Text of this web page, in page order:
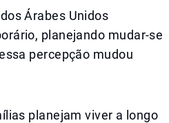
Árabes Unidos
planejando mudar-se
percepção mudou
planejam viver a longo